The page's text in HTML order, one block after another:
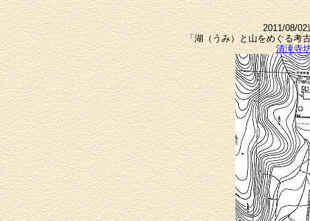
2011/08/
「湖（うみ）と山をめぐる考
清滝寺